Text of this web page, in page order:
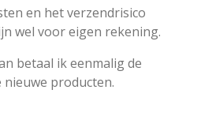
en het verzendrisico
wel voor eigen rekening.
betaal ik eenmalig de
producten.